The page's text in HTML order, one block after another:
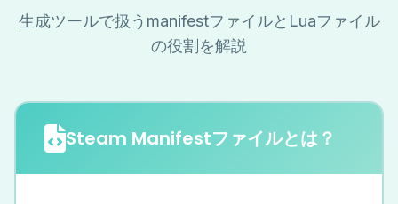
生成ツールで扱うmanifestファイルとLuaファイル
の役割を解説
Steam Manifestファイルとは？